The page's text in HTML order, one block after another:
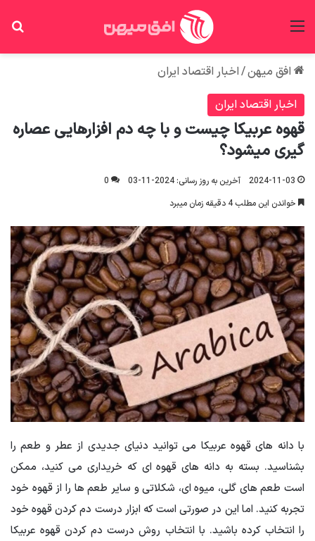
افق میهن/اخبار اقتصاد ایران
اخبار اقتصاد ایران
قهوه عربیکا چیست و با چه دم افزارهایی عصاره
گیری میشود؟
2024-11-03 آخرین به روز رسانی: 2024-11-03
0
خواندن این مطلب 4 دقیقه زمان میبرد
با دانه های قهوه عربیکا می توانید دنیای جدیدی از عطر و طعم را
بشناسید. بسته به دانه های قهوه ای که خریداری می کنید، ممکن
است طعم های گلی، میوه ای، شکلاتی و سایر طعم ها را از قهوه خود
تجربه کنید. اما این در صورتی است که ابزار درست دم کردن قهوه خود
را انتخاب کرده باشید. با انتخاب روش درست دم کردن قهوه عربیکا